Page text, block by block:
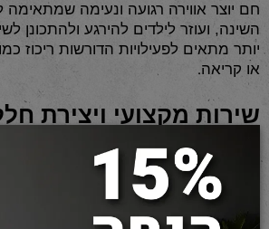
חם יוצר אווירה רגועה ונעימה שמתאימה
השינה, ועוזר לילדים להירגע ולהתכונן
יותר מתאים לפעילויות הדורשות ריכוז
או קריאה.
שירות מקצועי ויצירת
באלול מערכות תאורה ניתן למצוא את כל
התאורה הדרושים - רכיבי
סרטים,
צ'יפים, צלעות קירור ואביזרים שונים
המגוון הרחב והמקצועיות הגבוהה